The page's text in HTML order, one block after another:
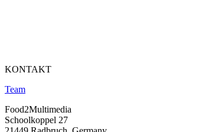
KONTAKT
Team
Food2Multimedia
Schoolkoppel 27